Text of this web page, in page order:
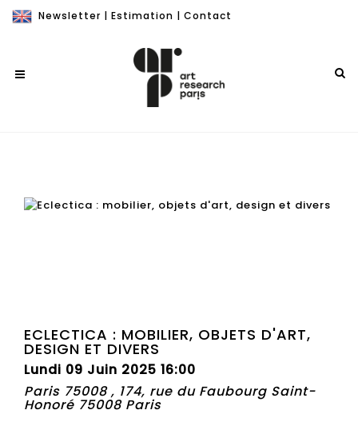
Newsletter | Estimation | Contact
ECLECTICA : MOBILIER, OBJETS D'ART,
DESIGN ET DIVERS
Lundi 09 Juin 2025 16:00
Paris 75008 , 174, rue du Faubourg Saint-
Honoré 75008 Paris